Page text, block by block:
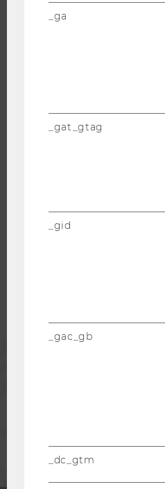
KARRIEREKONTAKTE AN DER WU
WU COMMUNITY
PRESSE
_ga
_gat_gtag
_gid
_gac_gb
_dc_gtm